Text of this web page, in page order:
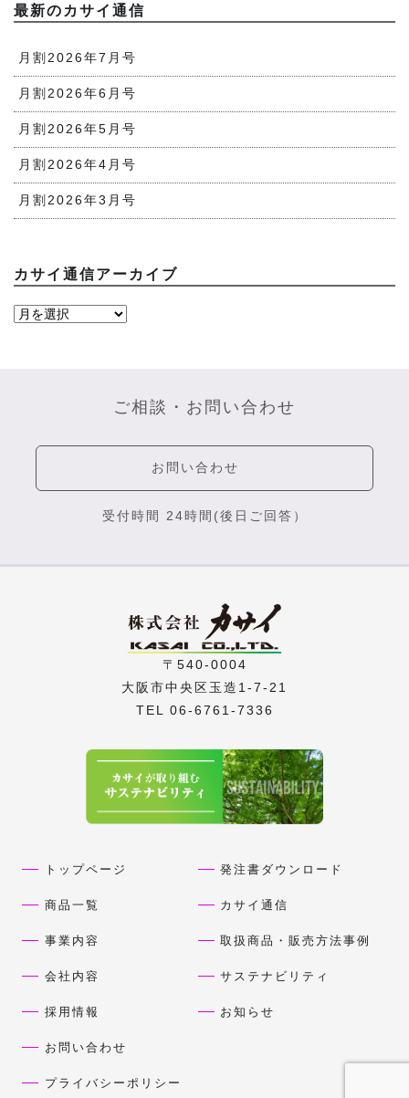
最新のカサイ通信
月割2026年7月号
月割2026年6月号
月割2026年5月号
月割2026年4月号
月割2026年3月号
カサイ通信アーカイブ
ご相談・お問い合わせ
お問い合わせ
受付時間 24時間(後日ご回答）
〒540-0004
大阪市中央区玉造1-7-21
TEL 06-6761-7336
トップページ
商品一覧
事業内容
会社内容
採用情報
お問い合わせ
プライバシーポリシー
発注書ダウンロード
カサイ通信
取扱商品・販売方法事例
サステナビリティ
お知らせ